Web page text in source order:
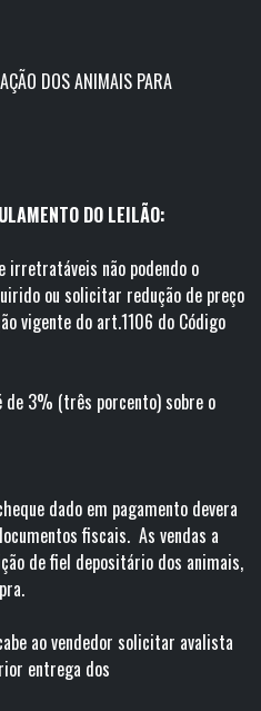
DOS ANIMAIS PARA
DO LEILÃO:
irretratáveis não podendo o
ou solicitar redução de preço
vigente do art.1106 do Código
de 3% (três porcento) sobre o
dado em pagamento devera
fiscais. As vendas a
de fiel depositário dos animais,
ao vendedor solicitar avalista
entrega dos